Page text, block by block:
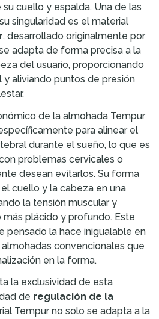
cuello y espalda. Una de las
singularidad es el material
, desarrollado originalmente por
adapta de forma precisa a la
del usuario, proporcionando
aliviando puntos de presión
de la almohada Tempur
para alinear el
durante el sueño, lo que es
problemas cervicales o
desean evitarlos. Su forma
cuello y la cabeza en una
la tensión muscular y
más plácido y profundo. Este
pensado la hace inigualable en
convencionales que
en la forma.
la exclusividad de esta
de regulación de la
Tempur no solo se adapta a la